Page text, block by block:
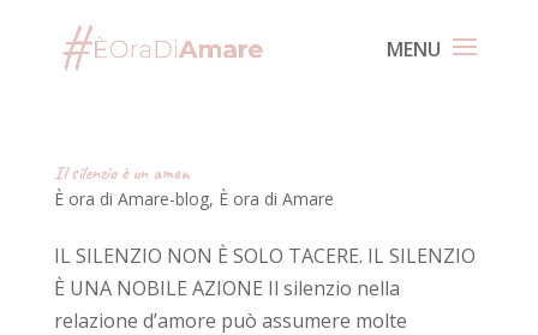
Il silenzio è un amen
È ora di Amare-blog, È ora di Amare
IL SILENZIO NON È SOLO TACERE. IL SILENZIO
È UNA NOBILE AZIONE Il silenzio nella
relazione d’amore può assumere molte